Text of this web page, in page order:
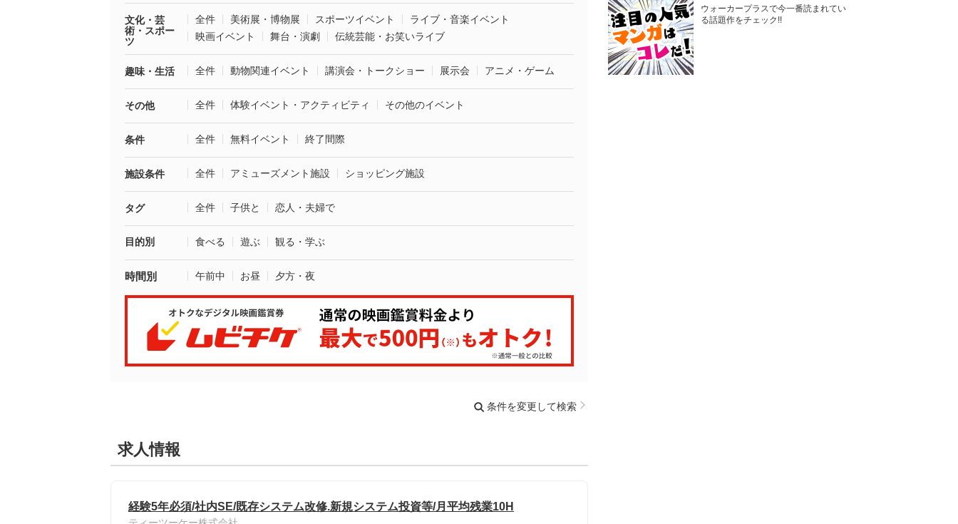
文化・芸
術・スポー
ツ
全件 美術展・博物展 スポーツイベント
ライブ・音楽イベント
映画イベント
舞台・演劇 伝統芸能・お笑いライブ
趣味・生活 全件 動物関連イベント 講演会・トークショー 展示会 アニメ・ゲーム
その他 全件 体験イベント・アクティビティ その他のイベント
条件 全件 無料イベント 終了間際
施設条件 全件 アミューズメント施設 ショッピング施設
タグ 全件 子供と 恋人・夫婦で
目的別 食べる 遊ぶ 観る・学ぶ
時間別 午前中 お昼 夕方・夜
条件を変更して検索
求人情報
経験5年必須/社内SE/既存システム改修.新規システム投資等/月平均残業10H
ウォーカープラスで今一番読まれてい
る話題作をチェック!!